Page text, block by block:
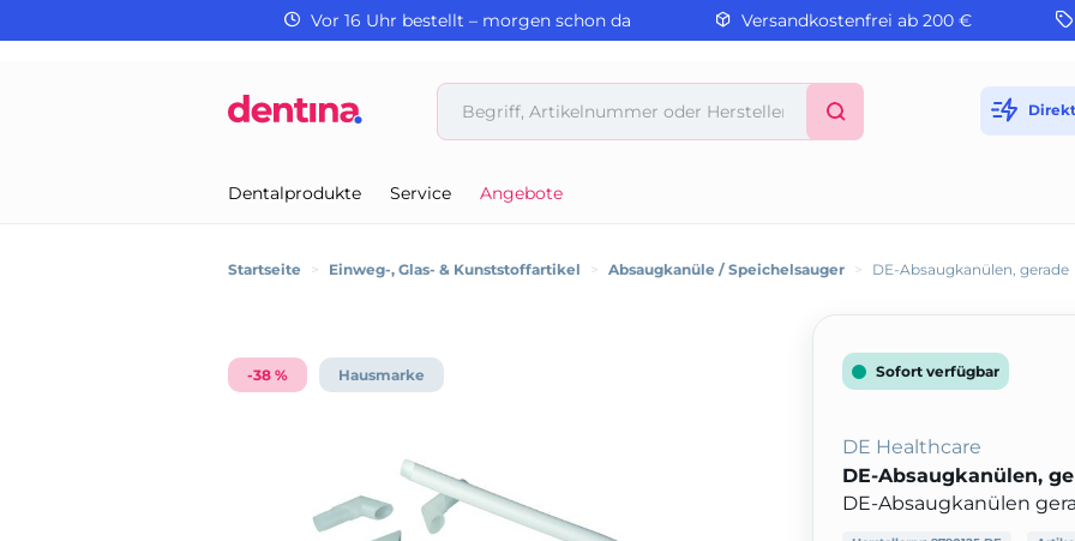
Vor 16 Uhr bestellt – morgen schon da Versandkostenfrei ab 200 €
Dentalprodukte Service Angebote
Startseite > Einweg-, Glas- & Kunststoffartikel > Absaugkanüle / Speichelsauger > DE-Absaugkanülen, gerade
-38 % Hausmarke Sofort verfügbar
DE Healthcare
DE-Absaugkanülen,
DE-Absaugkanülen